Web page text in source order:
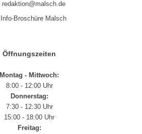
redaktion@malsch.de
Info-Broschüre Malsch
Öffnungszeiten
Montag - Mittwoch:
8:00 - 12:00 Uhr
Donnerstag:
7:30 - 12:30 Uhr
15:00 - 18:00 Uhr
Freitag: